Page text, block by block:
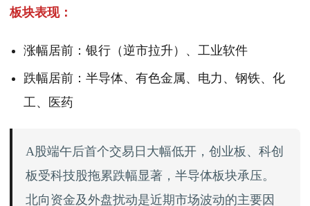
板块表现：
涨幅居前：银行（逆市拉升）、工业软件
跌幅居前：半导体、有色金属、电力、钢铁、化
工、医药
A股端午后首个交易日大幅低开，创业板、科创
板受科技股拖累跌幅显著，半导体板块承压。
北向资金及外盘扰动是近期市场波动的主要因